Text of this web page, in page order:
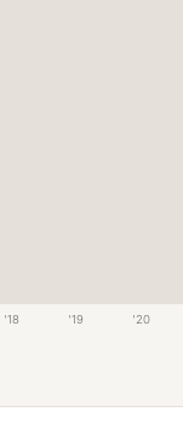
'18 '19 '20